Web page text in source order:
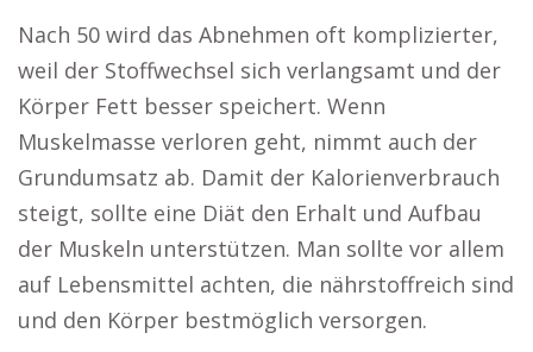
Nach 50 wird das Abnehmen oft komplizierter,
weil der Stoffwechsel sich verlangsamt und der
Körper Fett besser speichert. Wenn
Muskelmasse verloren geht, nimmt auch der
Grundumsatz ab. Damit der Kalorienverbrauch
steigt, sollte eine Diät den Erhalt und Aufbau
der Muskeln unterstützen. Man sollte vor allem
auf Lebensmittel achten, die nährstoffreich sind
und den Körper bestmöglich versorgen.